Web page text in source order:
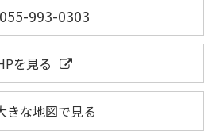
055-993-0303
を見る
きな地図で見る